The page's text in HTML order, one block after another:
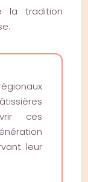
la tradition
ces
leur